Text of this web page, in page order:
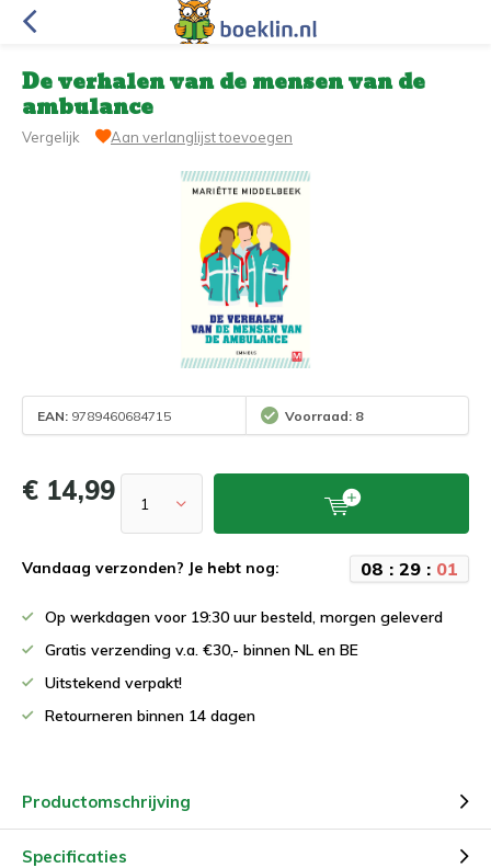
De verhalen van de mensen van de
ambulance
Vergelijk Aan verlanglijst toevoegen
EAN: 9789460684715 Voorraad: 8
€ 14,99
Vandaag verzonden? Je hebt nog: 08 : 29 : 01
Op werkdagen voor 19:30 uur besteld, morgen geleverd
Gratis verzending v.a. €30,- binnen NL en BE
Uitstekend verpakt!
Retourneren binnen 14 dagen
Productomschrijving
Specificaties